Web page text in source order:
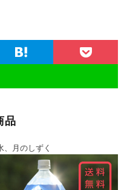
品
、月のしずく